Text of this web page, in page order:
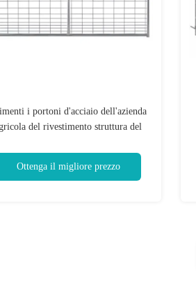
i portoni d'acciaio dell'azienda
del rivestimento struttura del
Ottenga il migliore prezzo